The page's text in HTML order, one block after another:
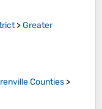
>Greater
Counties >